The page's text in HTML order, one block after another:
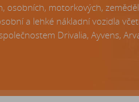
motorkových,
a lehké nákladní vozidla
Drivalia, Ayvens,